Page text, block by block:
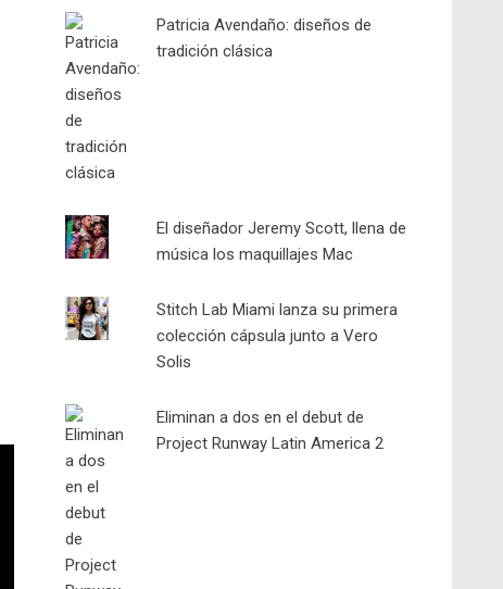
Patricia Avendaño: diseños de
tradición clásica
El diseñador Jeremy Scott, llena de
música los maquillajes Mac
Stitch Lab Miami lanza su primera
colección cápsula junto a Vero
Solis
Eliminan a dos en el debut de
Project Runway Latin America 2